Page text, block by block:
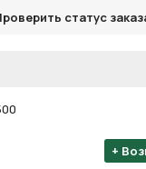
статус
+